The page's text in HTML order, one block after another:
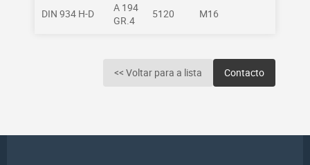
DIN 934 H-D
A 194
GR.4
5120 M16
<< Voltar para a lista Contacto